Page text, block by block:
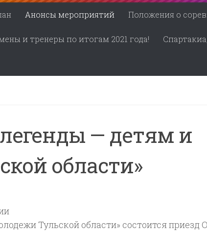
Анонсы мероприятий Положения о
и тренеры по итогам 2021 года!
— детям и
области»
Тульской области» состоится приезд